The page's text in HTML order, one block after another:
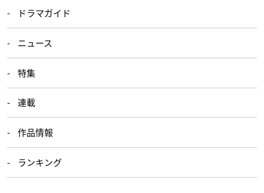
ドラマガイド
ニュース
特集
連載
作品情報
ランキング